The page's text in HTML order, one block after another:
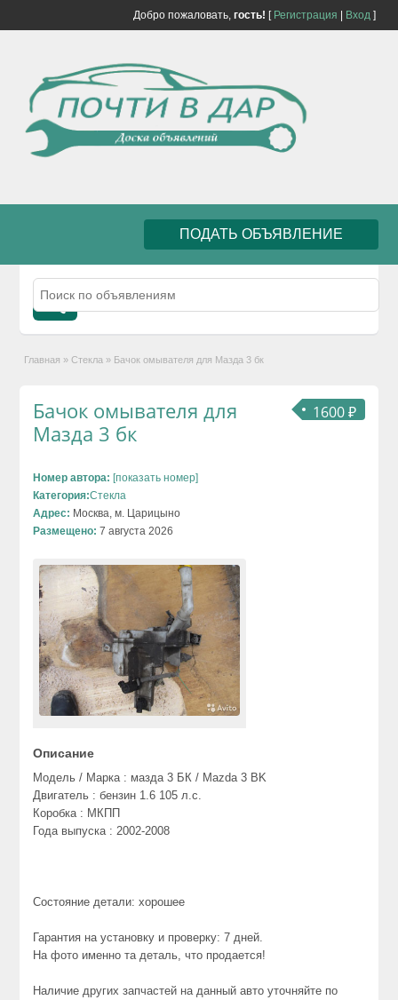
Добро пожаловать, гость! [ Регистрация Вход]
ПОДАТЬ ОБЪЯВЛЕНИЕ
Главная » Стекла » Бачок омывателя для Мазда 3 бк
1600 ₽
Бачок омывателя для
Мазда 3 бк
Номер автора: [показать номер]
Категория:Стекла
Адрес: Москва, м. Царицыно
Размещено: 7 августа 2026
Описание
Модель / Марка : мазда 3 БК / Mazda 3 BK
Двигатель : бензин 1.6 105 л.с.
Коробка : МКПП
Года выпуска : 2002-2008
Состояние детали: хорошее
Гарантия на установку и проверку: 7 дней.
На фото именно та деталь, что продается!
Наличие других запчастей на данный авто уточняйте по